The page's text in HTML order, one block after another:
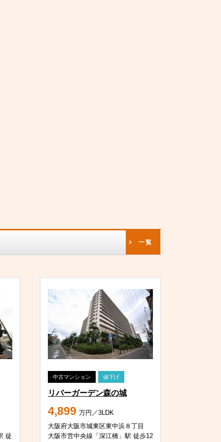
一覧
徒
中古マンション 値下げ
リバーガーデン森の城
4,899 万円／3LDK
大阪府大阪市城東区東中浜８丁目
大阪市営中央線「深江橋」駅 徒歩12